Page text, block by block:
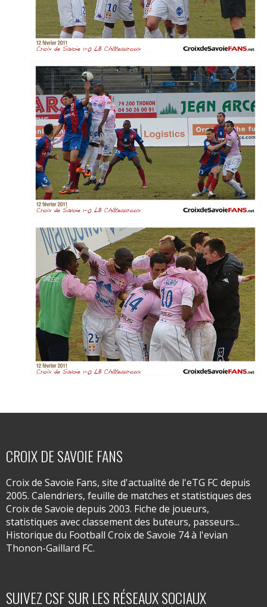
CROIX DE SAVOIE FANS
Croix de Savoie Fans, site d'actualité de l'eTG FC depuis
2005. Calendriers, feuille de matches et statistiques des
Croix de Savoie depuis 2003. Fiche de joueurs,
statistiques avec classement des buteurs, passeurs...
Historique du Football Croix de Savoie 74 à l'evian
Thonon-Gaillard FC.
SUIVEZ CSF SUR LES RÉSEAUX SOCIAUX